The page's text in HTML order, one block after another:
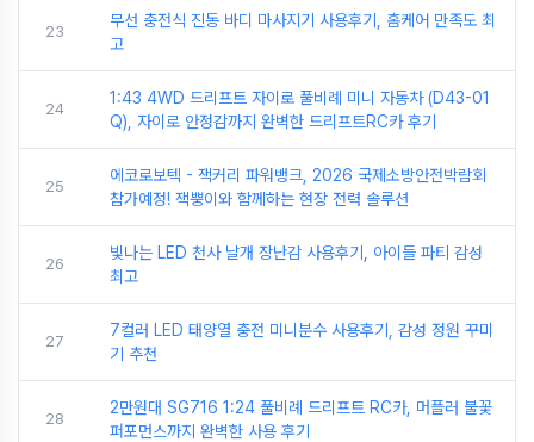
23
무선 충전식 진동 바디 마사지기 사용후기, 홈케어 만족도 최
고
24
1:43 4WD 드리프트 자이로 풀비례 미니 자동차 (D43-01
Q), 자이로 안정감까지 완벽한 드리프트RC카 후기
25
에코로보텍 - 잭커리 파워뱅크, 2026 국제소방안전박람회
참가예정! 잭뿡이와 함께하는 현장 전력 솔루션
26
빛나는 LED 천사 날개 장난감 사용후기, 아이들 파티 감성
최고
27
7컬러 LED 태양열 충전 미니분수 사용후기, 감성 정원 꾸미
기 추천
28
2만원대 SG716 1:24 풀비례 드리프트 RC카, 머플러 불꽃
퍼포먼스까지 완벽한 사용 후기